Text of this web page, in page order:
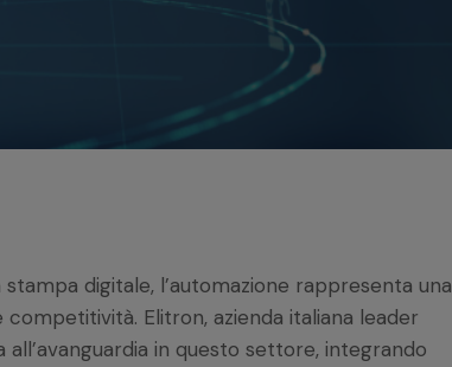
digitale, l’automazione rappresenta una
Elitron, azienda italiana leader
all’avanguardia in questo settore, integrando